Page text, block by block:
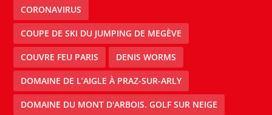
CORONAVIRUS
COUPE DE SKI DU JUMPING DE MEGÈVE
COUVRE FEU PARIS DENIS WORMS
DOMAINE DE L’AIGLE À PRAZ-SUR-ARLY
DOMAINE DU MONT D'ARBOIS. GOLF SUR NEIGE